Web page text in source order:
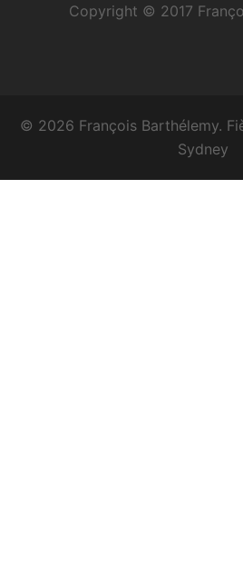
Copyright © 2017
© 2026 François Barthélemy.
Sydney